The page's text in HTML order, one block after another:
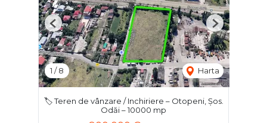
1 /8 Harta
Previous Next
🏷️ Teren de vânzare / Inchiriere – Otopeni, Șos.
Odăi – 10000 mp